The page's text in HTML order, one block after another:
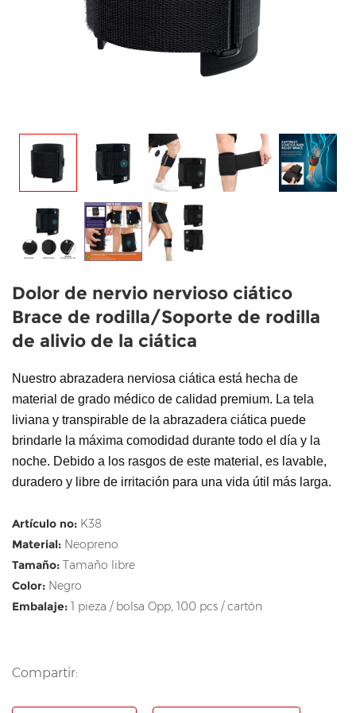
Dolor de nervio nervioso ciático
Brace de rodilla/Soporte de rodilla
de alivio de la ciática
Nuestro abrazadera nerviosa ciática está hecha de
material de grado médico de calidad premium. La tela
liviana y transpirable de la abrazadera ciática puede
brindarle la máxima comodidad durante todo el día y la
noche. Debido a los rasgos de este material, es lavable,
duradero y libre de irritación para una vida útil más larga.
Artículo no: K38
Material: Neopreno
Tamaño: Tamaño libre
Color: Negro
Embalaje: 1 pieza / bolsa Opp, 100 pcs / cartón
Compartir: